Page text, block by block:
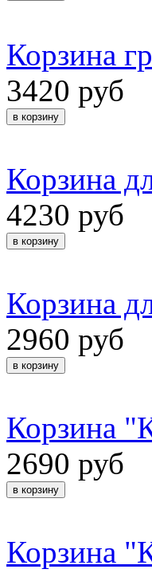
Корзина
3420 руб
Корзина
4230 руб
Корзина
2960 руб
Корзина
2690 руб
Корзина